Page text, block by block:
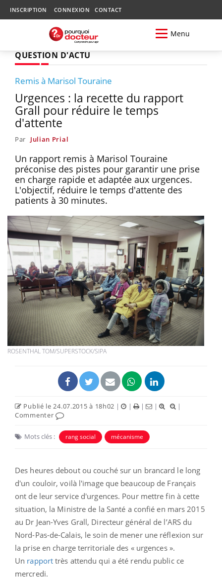
INSCRIPTION CONNEXION CONTACT
Menu
QUESTION D'ACTU
Remis à Marisol Touraine
Urgences : la recette du rapport
Grall pour réduire le temps
d'attente
Par Julian Prial
Un rapport remis à Marisol Touraine
préconise des pistes pour garantir une prise
en charge rapide et adaptée aux urgences.
L'objectif, réduire le temps d'attente des
patients à 30 minutes.
ROSENTHAL TOM/SUPERSTOCK/SIPA
Publié le 24.07.2015 à 18h02 | | | |
|
Commenter
Mots clés : rang social mécanisme
Des heures debout ou couché sur un brancard le long
d'un couloir, voilà l'image que beaucoup de Français
ont de leur service d'urgences. Pour mettre fin à cette
situation, la Ministre de la Santé a confié en mars 2015
au Dr Jean-Yves Grall, Directeur général de l’ARS du
Nord-Pas-de-Calais, le soin de mener une réflexion sur
la prise en charge territoriale des « urgences ».
Un rapport très attendu qui a été rendu public ce
mercredi.